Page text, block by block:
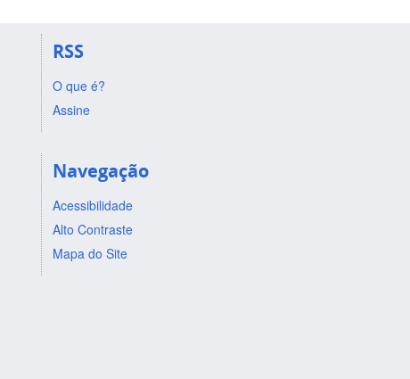
RSS
O que é?
Assine
Navegação
Acessibilidade
Alto Contraste
Mapa do Site